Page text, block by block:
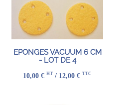
EPONGES VACUUM 6 CM
- LOT DE 4
10,00 € HT / 12,00 € TTC